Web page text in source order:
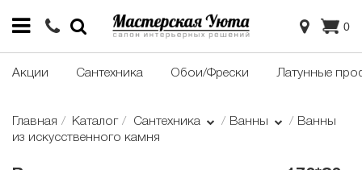
0
Акции Сантехника Обои/Фрески Латунные
Главная Каталог Сантехника Ванны
Ванны
из искусственного камня